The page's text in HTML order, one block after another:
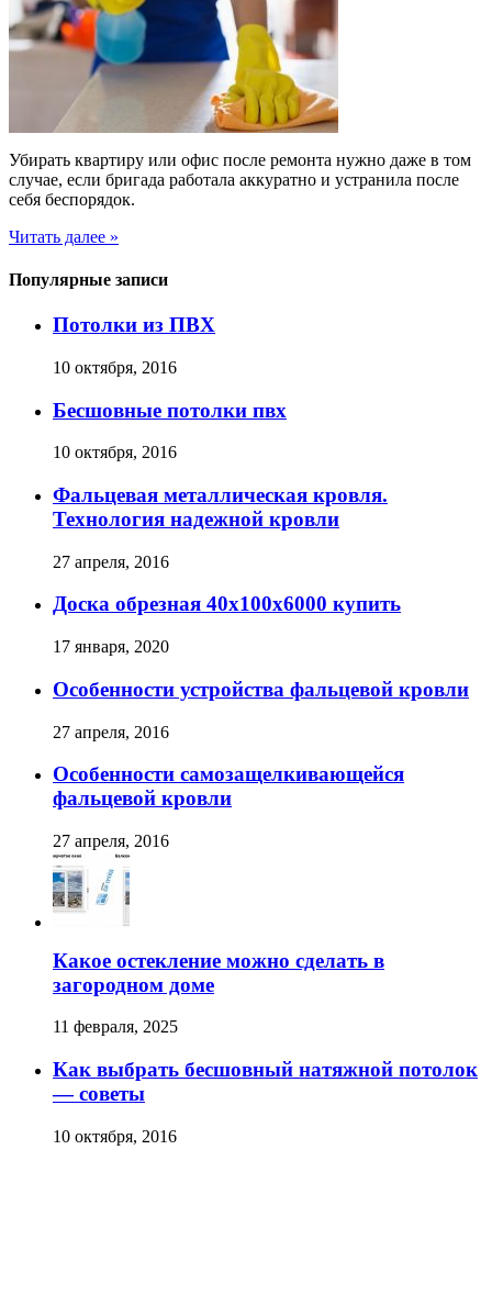
Убирать квартиру или офис после ремонта нужно даже в том
случае, если бригада работала аккуратно и устранила после
себя беспорядок.
Читать далее »
Популярные записи
Потолки из ПВХ
10 октября, 2016
Бесшовные потолки пвх
10 октября, 2016
Фальцевая металлическая кровля.
Технология надежной кровли
27 апреля, 2016
Доска обрезная 40х100х6000 купить
17 января, 2020
Особенности устройства фальцевой кровли
27 апреля, 2016
Особенности самозащелкивающейся
фальцевой кровли
27 апреля, 2016
Какое остекление можно сделать в
загородном доме
11 февраля, 2025
Как выбрать бесшовный натяжной потолок
— советы
10 октября, 2016